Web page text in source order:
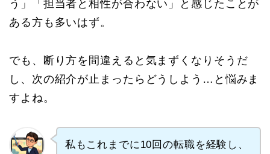
う」「担当者と相性が合わない」と感じたことが
ある方も多いはず。
でも、断り方を間違えると気まずくなりそうだ
し、次の紹介が止まったらどうしよう…と悩みま
すよね。
私もこれまでに10回の転職を経験し、